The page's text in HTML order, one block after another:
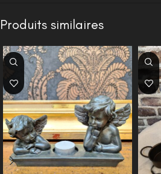
Produits similaires